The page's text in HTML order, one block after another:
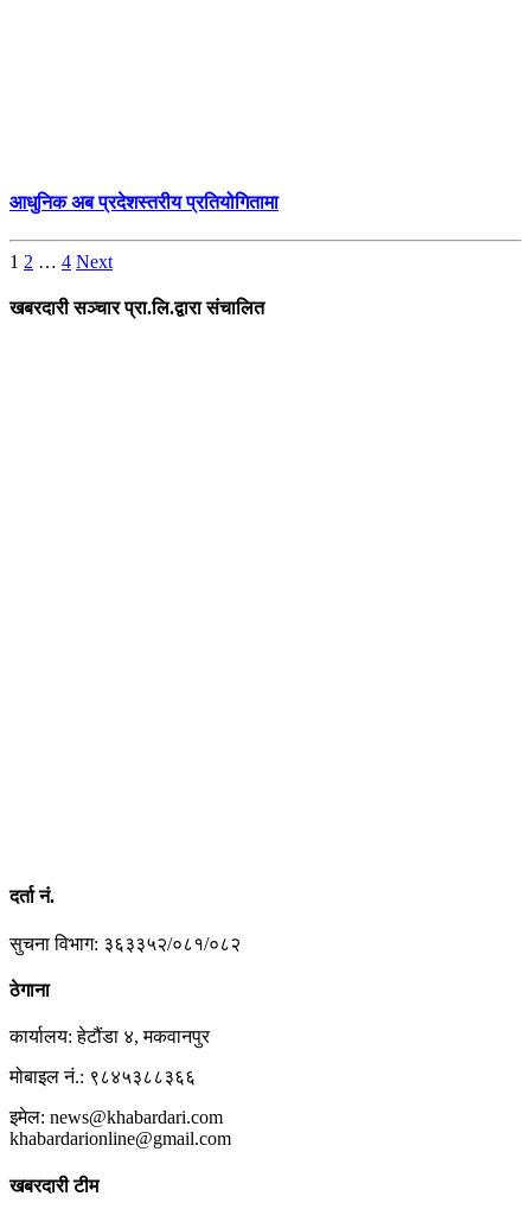
आधुनिक अब प्रदेशस्तरीय प्रतियोगितामा
Posts
pagination
1 2 … 4 Next
खबरदारी सञ्चार प्रा.लि.द्वारा संचालित
दर्ता नं.
सुचना विभाग: ३६३३५२/०८१/०८२
ठेगाना
कार्यालय: हेटौंडा ४, मकवानपुर
मोबाइल नं.: ९८४५३८८३६६
इमेल: news@khabardari.com
khabardarionline@gmail.com
खबरदारी टीम